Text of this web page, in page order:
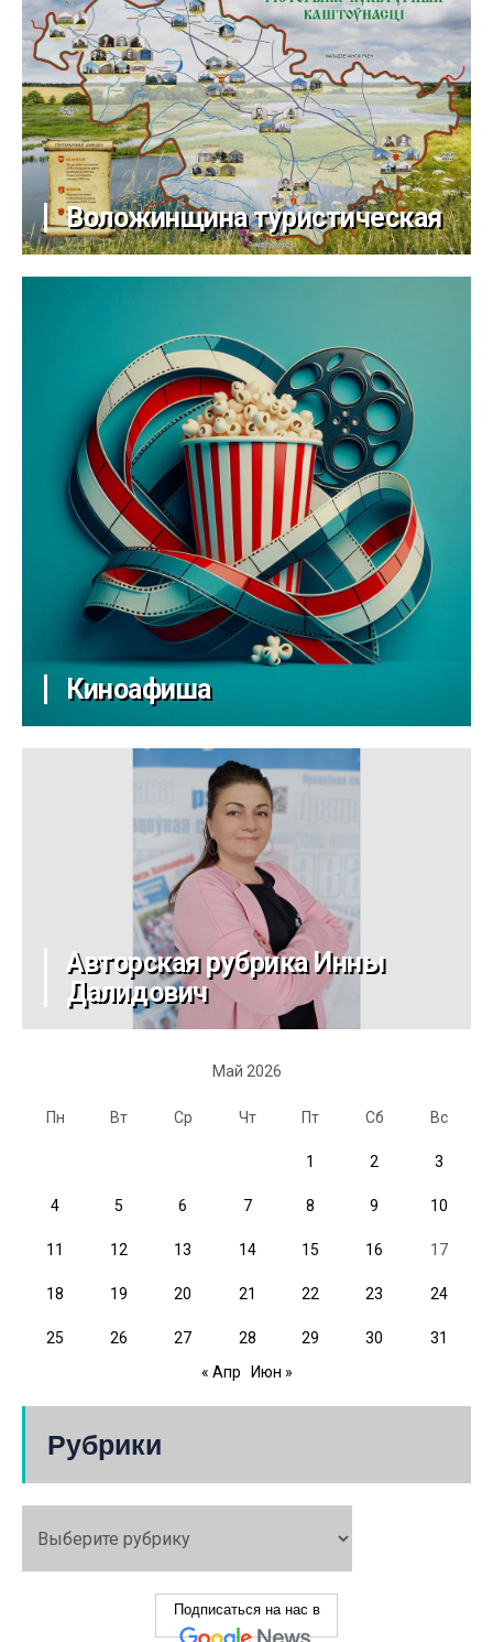
Воложинщина туристическая
Киноафиша
Авторская рубрика Инны
Далидович
Май 2026
Пн Вт Ср Чт Пт Сб Вс
1 2 3
4 5 6 7 8 9 10
11 12 13 14 15 16 17
18 19 20 21 22 23 24
25 26 27 28 29 30
31
« Апр
Июн »
Рубрики
Подписаться на нас в